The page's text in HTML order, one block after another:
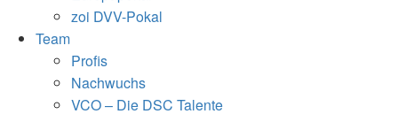
zoi DVV-Pokal
Team
Profis
Nachwuchs
VCO – Die DSC Talente